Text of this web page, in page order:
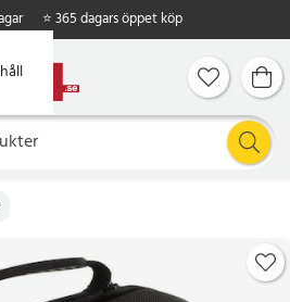
⭐ 365 dagars öppet köp